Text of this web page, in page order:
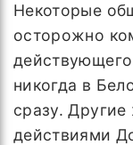
Некоторые
осторожно
никогда в
сразу.
действиями